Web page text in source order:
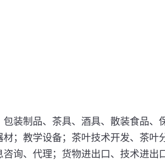
装制品、茶具、酒具、散装食品、
；教学设备；茶叶技术开发、茶叶
询、代理；货物进出口、技术进出